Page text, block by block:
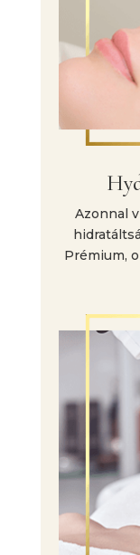
Azonnal
Prémium,